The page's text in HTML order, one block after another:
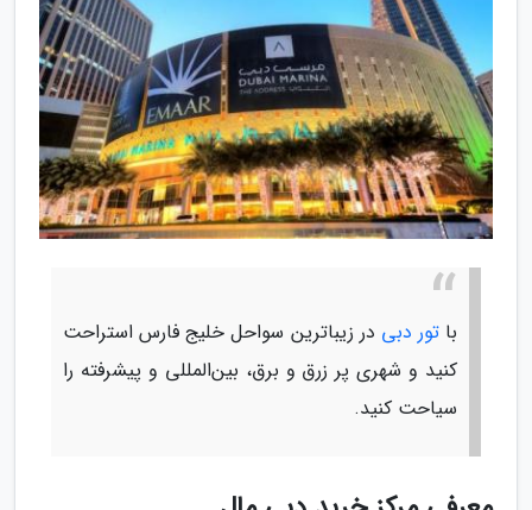
باتور دبی در زیباترین سواحل خلیج فارس استراحت
کنید و شهری پر زرق و برق، بین‌المللی و پیشرفته را
سیاحت کنید.